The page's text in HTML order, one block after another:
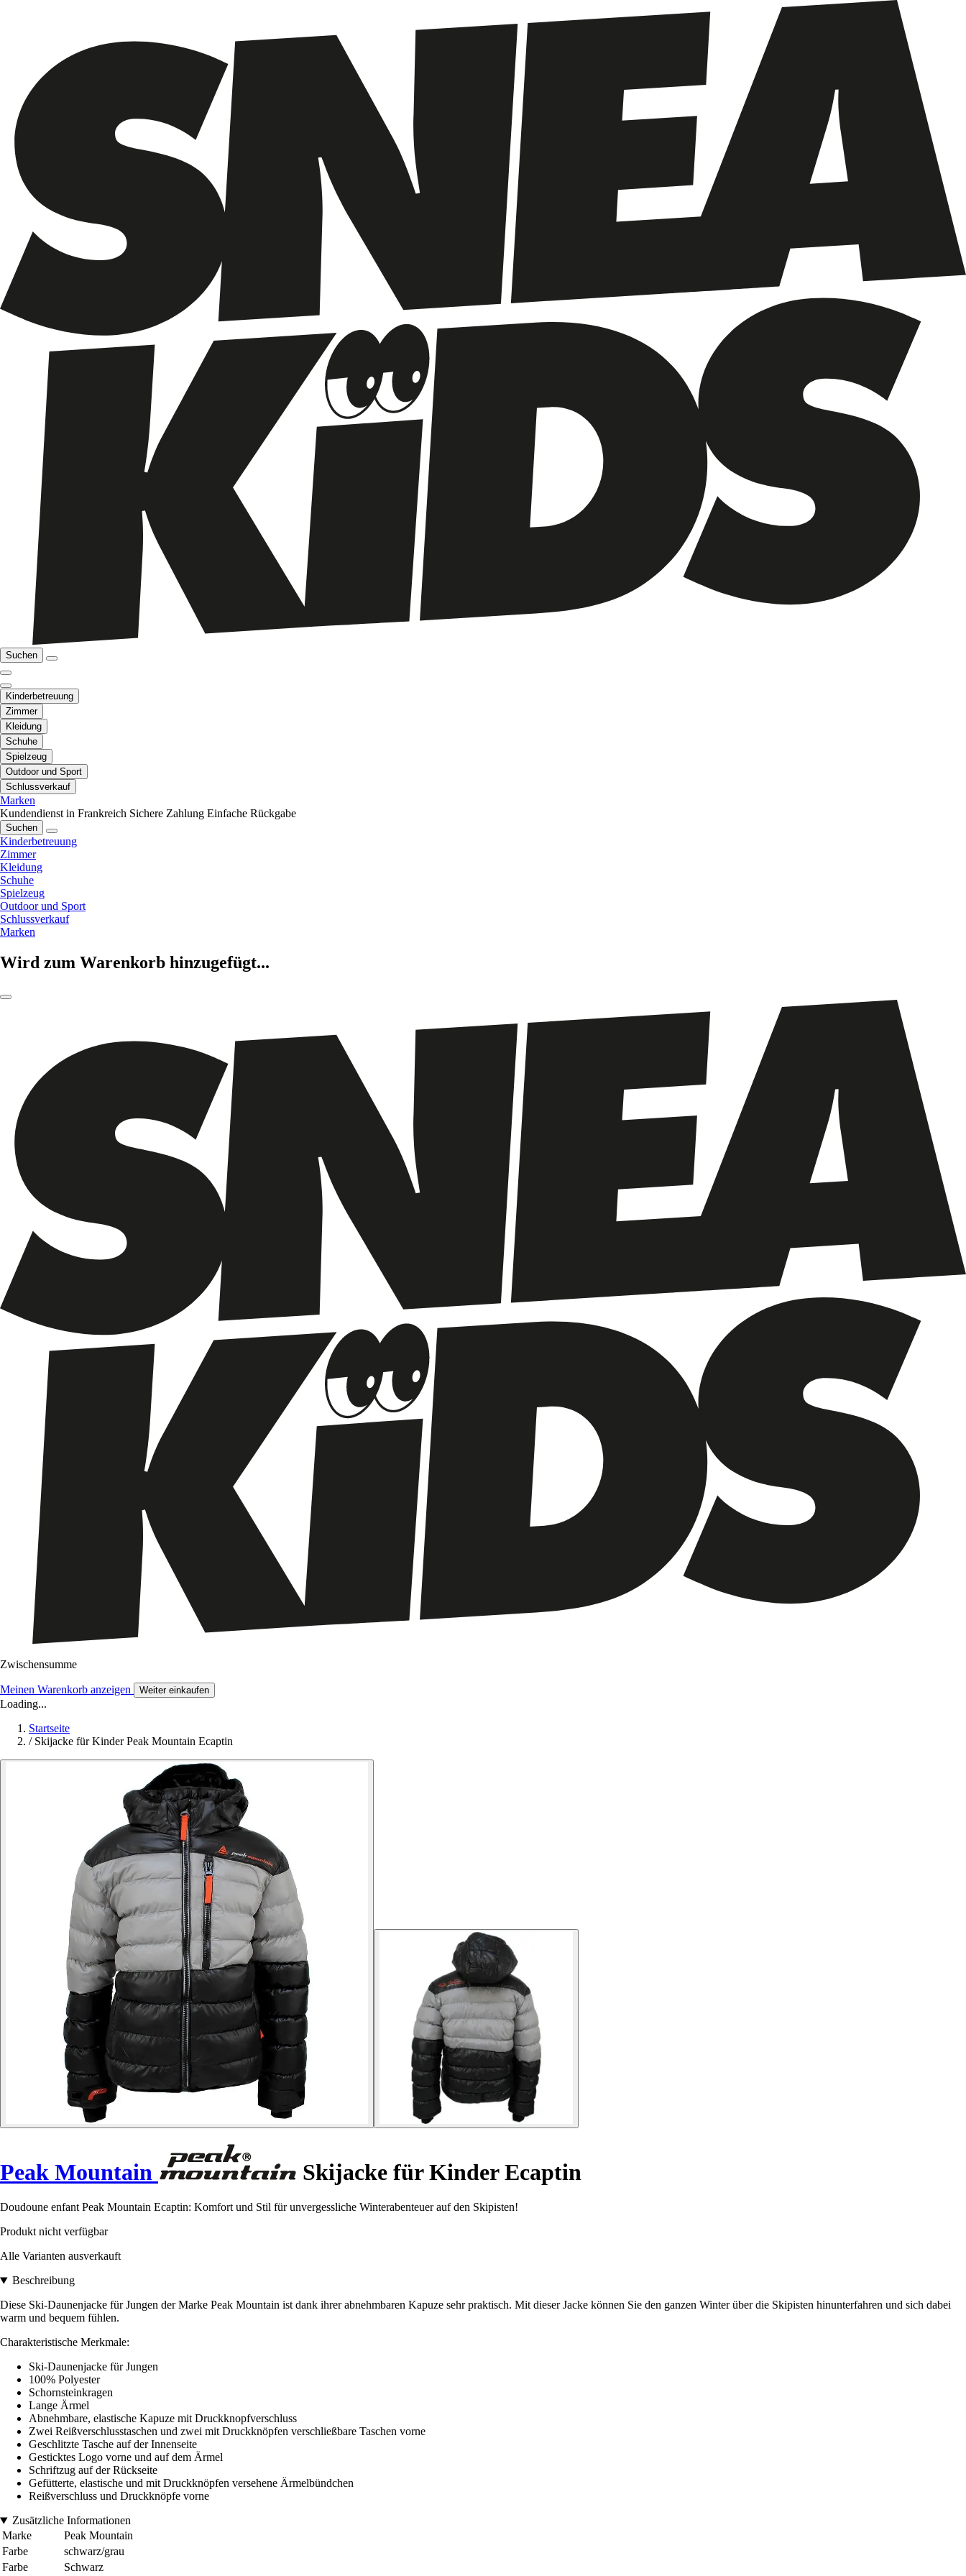
Suchen
Kinderbetreuung
Zimmer
Kleidung
Schuhe
Spielzeug
Outdoor und Sport
Schlussverkauf
Marken
Kundendienst in Frankreich Sichere Zahlung Einfache Rückgabe
Suchen
Kinderbetreuung
Zimmer
Kleidung
Schuhe
Spielzeug
Outdoor und Sport
Schlussverkauf
Marken
Wird zum Warenkorb hinzugefügt...
Zwischensumme
Meinen Warenkorb anzeigen Weiter einkaufen
Loading...
Startseite
/ Skijacke für Kinder Peak Mountain Ecaptin
Peak Mountain Skijacke für Kinder Ecaptin
Doudoune enfant Peak Mountain Ecaptin: Komfort und Stil für unvergessliche Winterabenteuer auf den Skipisten!
Produkt nicht verfügbar
Alle Varianten ausverkauft
Beschreibung
Diese Ski-Daunenjacke für Jungen der Marke Peak Mountain ist dank ihrer abnehmbaren Kapuze sehr praktisch. Mit dieser Jacke können Sie den ganzen Winter über die Skipisten hinunterfahren und sich dabei
warm und bequem fühlen.
Charakteristische Merkmale:
Ski-Daunenjacke für Jungen
100% Polyester
Schornsteinkragen
Lange Ärmel
Abnehmbare, elastische Kapuze mit Druckknopfverschluss
Zwei Reißverschlusstaschen und zwei mit Druckknöpfen verschließbare Taschen vorne
Geschlitzte Tasche auf der Innenseite
Gesticktes Logo vorne und auf dem Ärmel
Schriftzug auf der Rückseite
Gefütterte, elastische und mit Druckknöpfen versehene Ärmelbündchen
Reißverschluss und Druckknöpfe vorne
Zusätzliche Informationen
Marke
Peak Mountain
Farbe
schwarz/grau
Farbe
Schwarz